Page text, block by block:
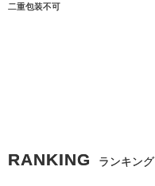
二重包装不可
RANKING ランキング